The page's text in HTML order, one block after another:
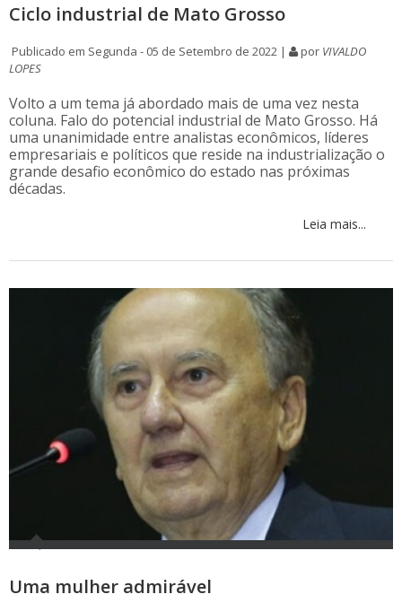
Ciclo industrial de Mato Grosso
Publicado em Segunda - 05 de Setembro de 2022 | por VIVALDO
LOPES
Volto a um tema já abordado mais de uma vez nesta
coluna. Falo do potencial industrial de Mato Grosso. Há
uma unanimidade entre analistas econômicos, líderes
empresariais e políticos que reside na industrialização o
grande desafio econômico do estado nas próximas
décadas.
Leia mais...
Uma mulher admirável